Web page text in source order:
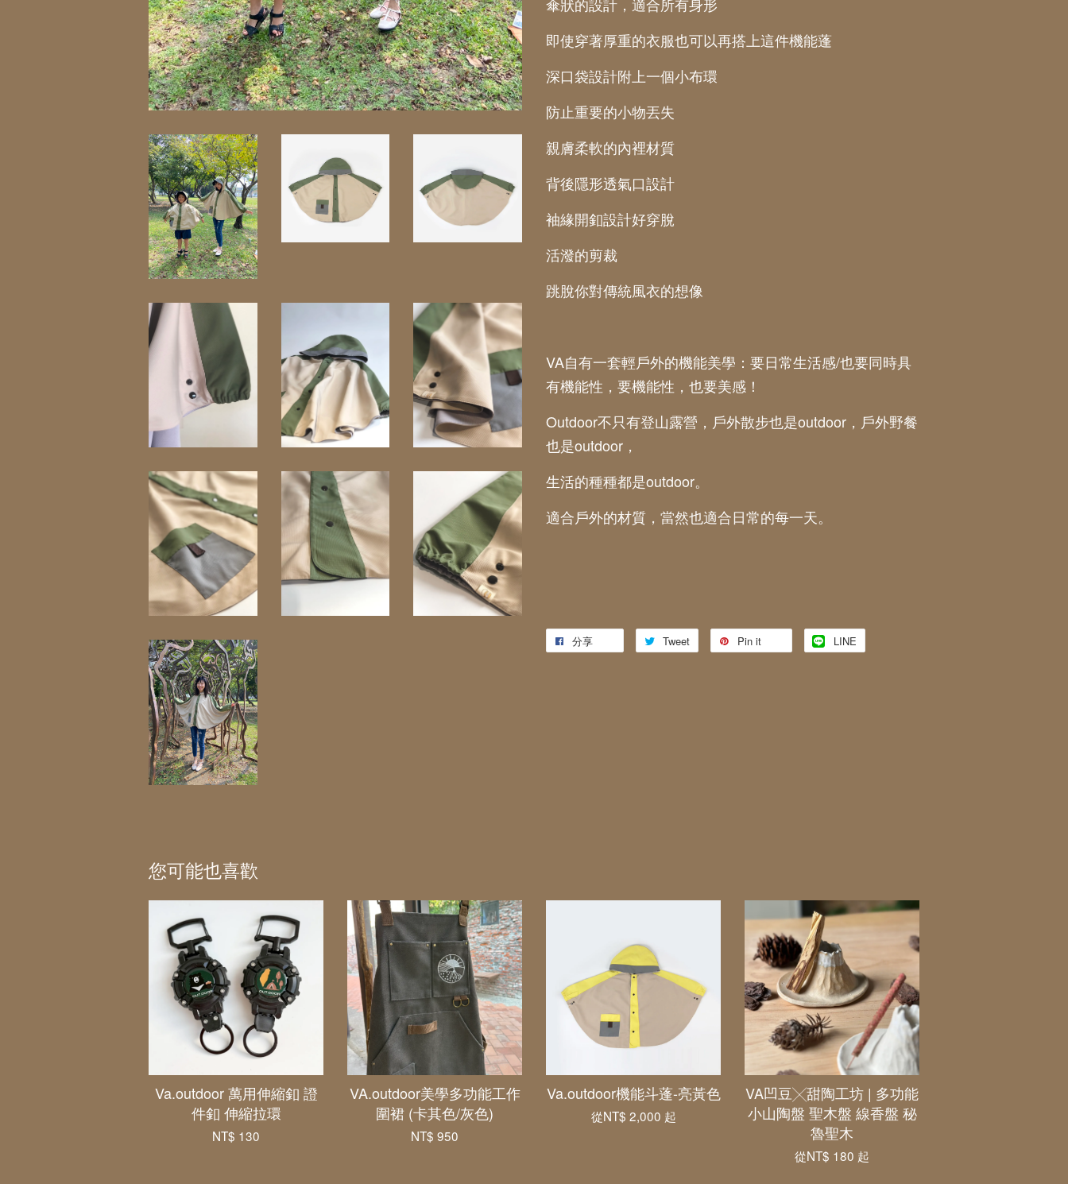
即使穿著厚重的衣服也可以再搭上這件機能蓬
深口袋設計附上一個小布環
防止重要的小物丟失
親膚柔軟的內裡材質
背後隱形透氣口設計
袖緣開釦設計好穿脫
活潑的剪裁
跳脫你對傳統風衣的想像
VA自有一套輕戶外的機能美學：要日常生活感/也要同時具
有機能性，要機能性，也要美感！
Outdoor不只有登山露營，戶外散步也是outdoor，戶外野餐
也是outdoor，
生活的種種都是outdoor。
適合戶外的材質，當然也適合日常的每一天。
分享 Tweet Pin it LINE
您可能也喜歡
Va.outdoor 萬用伸縮釦 證
件釦 伸縮拉環
NT$ 130
VA.outdoor美學多功能工作
圍裙 (卡其色/灰色)
NT$ 950
Va.outdoor機能斗蓬-亮黃色
從NT$ 2,000 起
VA凹豆╳甜陶工坊 | 多功能
小山陶盤 聖木盤 線香盤 秘
魯聖木
從NT$ 180 起